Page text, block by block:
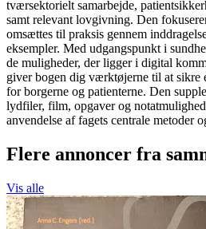
tværsektorielt samarbejde,
samt relevant lovgivning. Den
omsættes til praksis gennem
eksempler. Med udgangspunkt i
de muligheder, der ligger i digital
giver bogen dig værktøjerne til at sikre
for borgerne og patienterne. Den
lydfiler, film, opgaver og
anvendelse af fagets centrale metoder
Flere annoncer fra
Vis alle